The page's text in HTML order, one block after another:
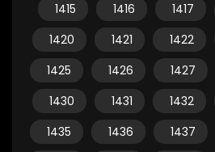
1415
1416 1417
1420
1421 1422
1425
1426 1427
1430
1431 1432
1435
1436 1437